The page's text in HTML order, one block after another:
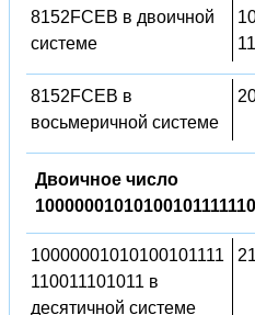
8152FCEB в двоичной
системе
8152FCEB в
восьмеричной системе
Двоичное число
10000001010100101111
110011101011 в
десятичной системе